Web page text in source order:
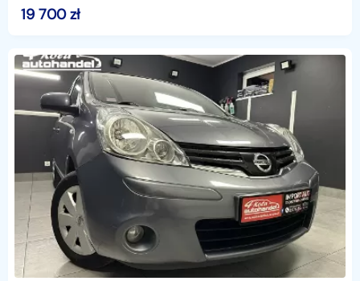
BenzynaMoc [KM]: 88Komplet kluczyManualna skrzy
19 700zł